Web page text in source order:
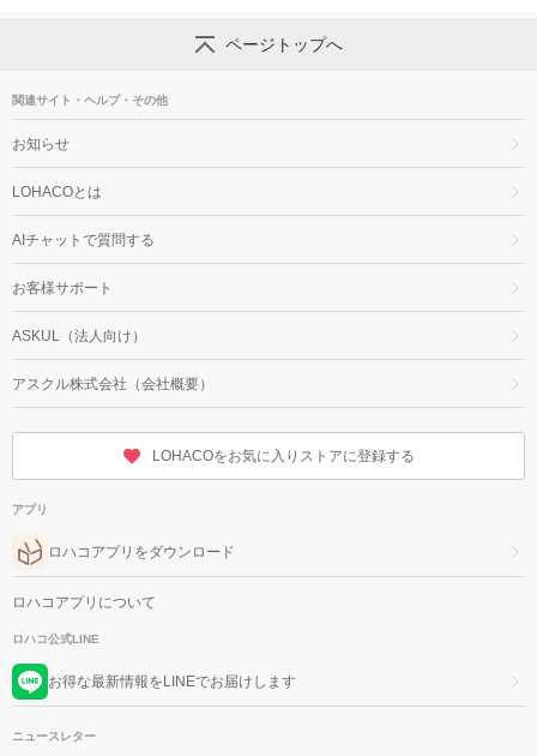
ページトップへ
関連サイト・ヘルプ・その他
お知らせ
LOHACOとは
AIチャットで質問する
お客様サポート
ASKUL（法人向け）
アスクル株式会社（会社概要）
LOHACOをお気に入りストアに登録する
アプリ
ロハコアプリをダウンロード
ロハコアプリについて
ロハコ公式LINE
お得な最新情報をLINEでお届けします
ニュースレター